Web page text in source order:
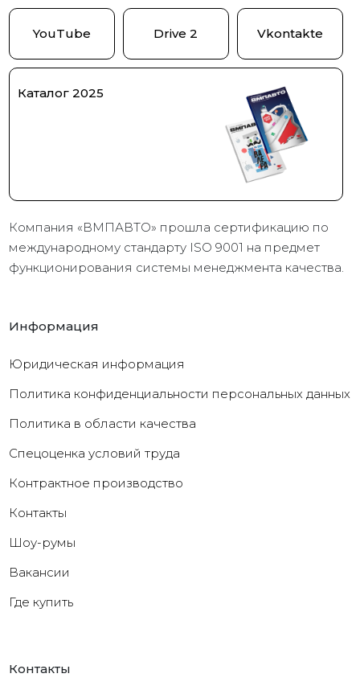
YouTube Drive 2 Vkontakte
Каталог 2025
Компания «ВМПАВТО» прошла сертификацию по
международному стандарту ISO 9001 на предмет
функционирования системы менеджмента качества.
Информация
Юридическая информация
Политика конфиденциальности персональных данных
Политика в области качества
Cпецоценка условий труда
Контрактное производство
Контакты
Шоу-румы
Вакансии
Где купить
Контакты